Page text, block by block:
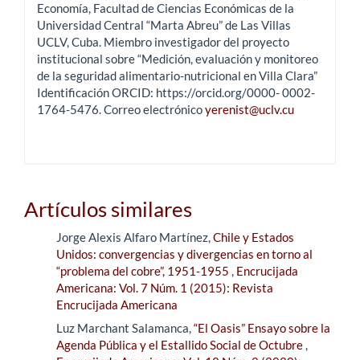
Economía, Facultad de Ciencias Económicas de la
Universidad Central “Marta Abreu” de Las Villas
UCLV, Cuba. Miembro investigador del proyecto
institucional sobre “Medición, evaluación y monitoreo
de la seguridad alimentario-nutricional en Villa Clara”
Identificación ORCID: https://orcid.org/0000- 0002-
1764-5476. Correo electrónicoyerenist@uclv.cu
Artículos similares
Jorge Alexis Alfaro Martínez,Chile y Estados
Unidos: convergencias y divergencias en torno al
“problema del cobre”, 1951-1955 , Encrucijada
Americana: Vol. 7 Núm. 1 (2015): Revista
Encrucijada Americana
Luz Marchant Salamanca,“El Oasis” Ensayo sobre la
Agenda Pública y el Estallido Social de Octubre,